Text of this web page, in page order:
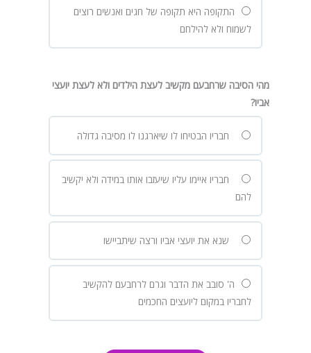
התקופה היא תקופה של חגים ואנשים רוצים
לשמוח ולא להילחם
מהי הסיבה שרחבעם מקשיב לעצת הילדים ולא לעצת יועצי
אביו?
חבריו הבטיחו לו שיארגנו לו מסיבה גדולה
חבריו איימו עליו שיעזבו אותו במידה ולא יקשיב
להם
שנא את יועצי אביו ורצה שיתביישו
ה' סובב את הדבר וגרם לרחבעם להקשיב
לחבריו במקום ליועצים החכמים